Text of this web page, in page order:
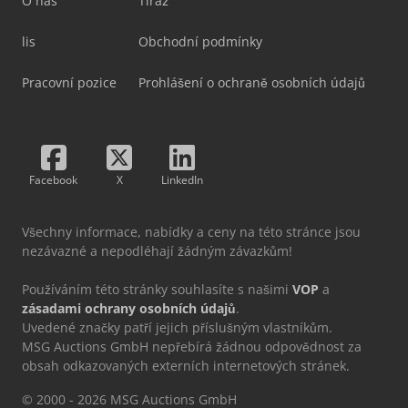
lis
Pracovní pozice
Obchodní podmínky
Prohlášení o ochraně osobních údajů
Facebook X LinkedIn
Všechny informace, nabídky a ceny na této stránce jsou
nezávazné a nepodléhají žádným závazkům!
Používáním této stránky souhlasíte s našimi VOP a
zásadami ochrany osobních údajů.
Uvedené značky patří jejich příslušným vlastníkům.
MSG Auctions GmbH nepřebírá žádnou odpovědnost za
obsah odkazovaných externích internetových stránek.
© 2000 - 2026 MSG Auctions GmbH